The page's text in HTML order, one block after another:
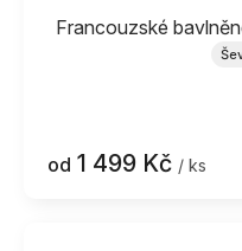
Francouzské
od 1 499 Kč / ks